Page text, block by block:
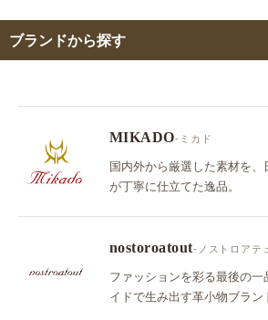
ブランドから探す
MIKADO-ミカド
国内外から厳選した素材を、
が丁寧に仕立てた逸品。
nostoroatout-ノストロアテ
ファッションを彩る最後の一
イドで生み出す革小物ブラン